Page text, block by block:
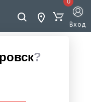
?
Вход